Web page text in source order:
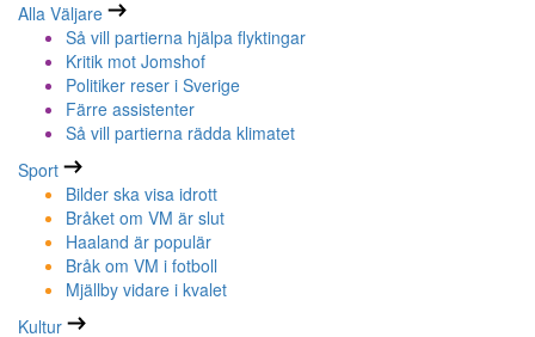
Alla Väljare
Så vill partierna hjälpa flyktingar
Kritik mot Jomshof
Politiker reser i Sverige
Färre assistenter
Så vill partierna rädda klimatet
Sport
Bilder ska visa idrott
Bråket om VM är slut
Haaland är populär
Bråk om VM i fotboll
Mjällby vidare i kvalet
Kultur